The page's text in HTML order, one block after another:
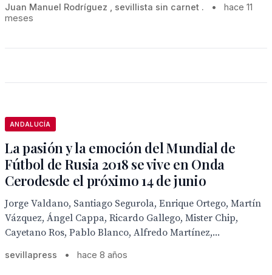
Juan Manuel Rodríguez , sevillista sin carnet . •
hace 11
meses
ANDALUCÍA
La pasión y la emoción del Mundial de
Fútbol de Rusia 2018 se vive en Onda
Cerodesde el próximo 14 de junio
Jorge Valdano, Santiago Segurola, Enrique Ortego, Martín
Vázquez, Ángel Cappa, Ricardo Gallego, Mister Chip,
Cayetano Ros, Pablo Blanco, Alfredo Martínez,...
sevillapress • hace 8 años